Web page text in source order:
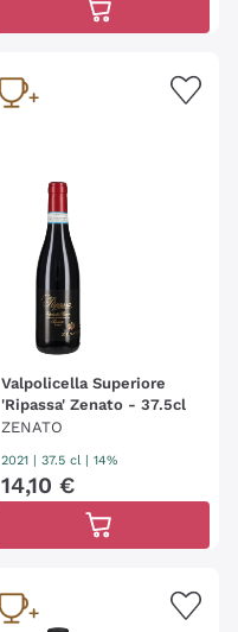
Valpolicella Superiore
'Ripassa' Zenato - 37.5cl
ZENATO
2021 37.5 cl | 14%
14,10 €